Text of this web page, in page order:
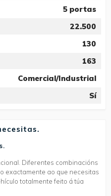
5 portas
22.500
130
163
Comercial/Industrial
Sí
Diferentes combinacións
exactamente ao que necesitas
totalmente feito á túa